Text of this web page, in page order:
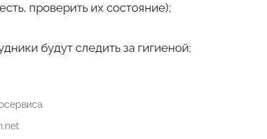
проверить их состояние);
будут следить за гигиеной;